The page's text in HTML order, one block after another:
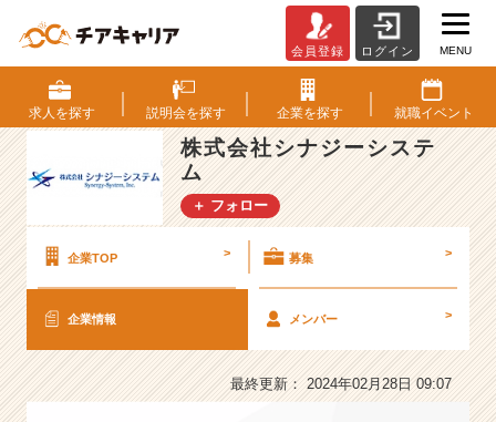
式
会
社
シ
ナ
ジ
ー
テ
会員登録 ログイン MENU
求人を探す 説明会を探す 企業を探す 就職イベント
株式会社シナジーシステ
ム
＋ フォロー
企業TOP > 募集 >
企業情報 メンバー >
最終更新： 2024年02月28日 09:07